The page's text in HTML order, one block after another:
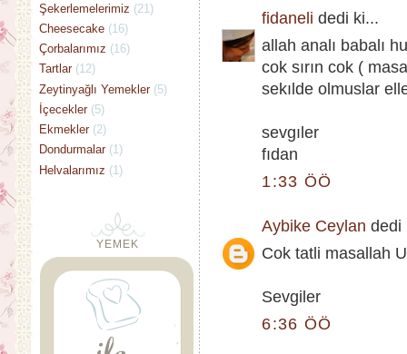
fidaneli dedi ki...
allah analı babalı
cok sırın cok (
sekılde olmuslar
sevgıler
fıdan
1:33 ÖÖ
Aybike Ceylan dedi
Cok tatli masallah
Sevgiler
6:36 ÖÖ
Şekerlemelerimiz (21)
Cheesecake (16)
Çorbalarımız (16)
Tartlar (12)
Zeytinyağlı Yemekler (5)
İçecekler (5)
Ekmekler (2)
Dondurmalar (1)
Helvalarımız (1)
YEMEK